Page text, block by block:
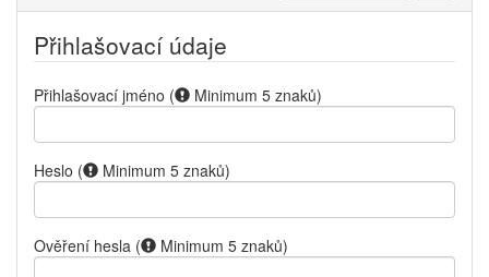
Přihlašovací údaje
Přihlašovací jméno ( Minimum 5 znaků)
Heslo ( Minimum 5 znaků)
Ověření hesla ( Minimum 5 znaků)